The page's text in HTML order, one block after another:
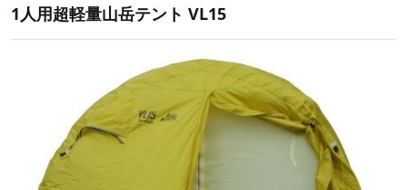
1人用超軽量山岳テント VL15